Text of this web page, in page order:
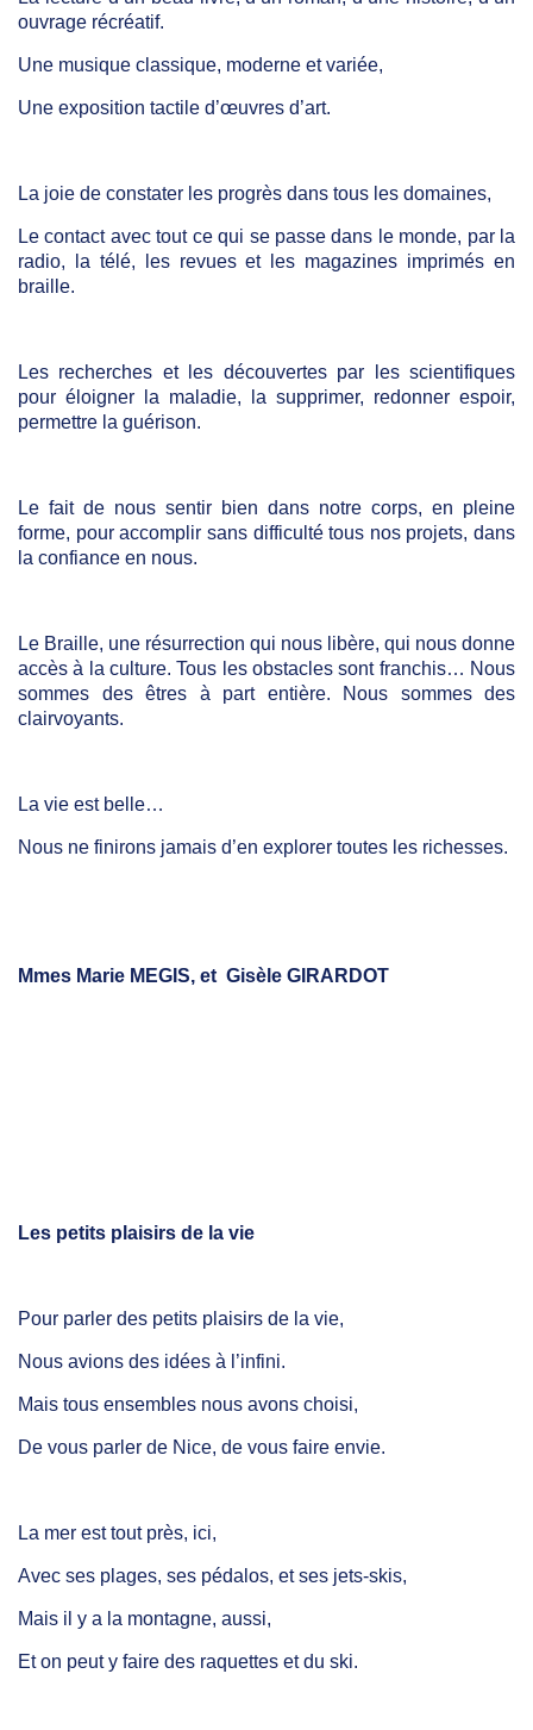
ouvrage récréatif.
Une musique classique, moderne et variée,
Une exposition tactile d’œuvres d’art.
La joie de constater les progrès dans tous les domaines,
Le contact avec tout ce qui se passe dans le monde, par la
radio, la télé, les revues et les magazines imprimés en
braille.
Les recherches et les découvertes par les scientifiques
pour éloigner la maladie, la supprimer, redonner espoir,
permettre la guérison.
Le fait de nous sentir bien dans notre corps, en pleine
forme, pour accomplir sans difficulté tous nos projets, dans
la confiance en nous.
Le Braille, une résurrection qui nous libère, qui nous donne
accès à la culture. Tous les obstacles sont franchis… Nous
sommes des êtres à part entière. Nous sommes des
clairvoyants.
La vie est belle…
Nous ne finirons jamais d’en explorer toutes les richesses.
Mmes Marie MEGIS, et Gisèle GIRARDOT
Les petits plaisirs de la vie
Pour parler des petits plaisirs de la vie,
Nous avions des idées à l’infini.
Mais tous ensembles nous avons choisi,
De vous parler de Nice, de vous faire envie.
La mer est tout près, ici,
Avec ses plages, ses pédalos, et ses jets-skis,
Mais il y a la montagne, aussi,
Et on peut y faire des raquettes et du ski.